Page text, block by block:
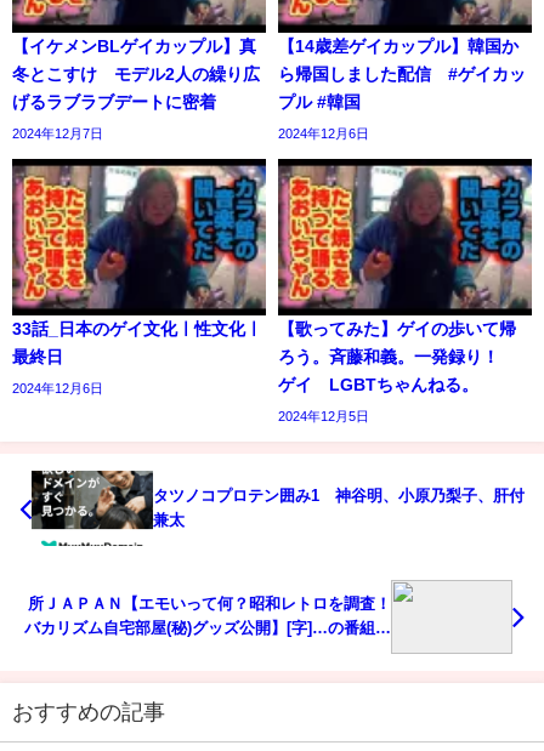
【イケメンBLゲイカップル】真
冬とこすけ モデル2人の繰り広
げるラブラブデートに密着
2024年12月7日
【14歳差ゲイカップル】韓国か
ら帰国しました配信 #ゲイカッ
プル #韓国
2024年12月6日
33話_日本のゲイ文化ㅣ性文化ㅣ
最終日
2024年12月6日
【歌ってみた】ゲイの歩いて帰
ろう。斉藤和義。一発録り！
ゲイ LGBTちゃんねる。
2024年12月5日
タツノコプロテン囲み1 神谷明、小原乃梨子、肝付
兼太
所ＪＡＰＡＮ【エモいって何？昭和レトロを調査！
バカリズム自宅部屋(秘)グッズ公開】[字]…の番組内
おすすめの記事